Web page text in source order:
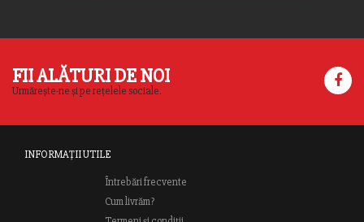
FII ALĂTURI DE NOI
Urmărește-ne și pe rețelele sociale.
INFORMAȚII UTILE
Întrebări frecvente
Cum livrăm?